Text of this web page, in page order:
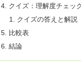
クイズ：理解度チェッ
クイズの答えと解説
比較表
結論